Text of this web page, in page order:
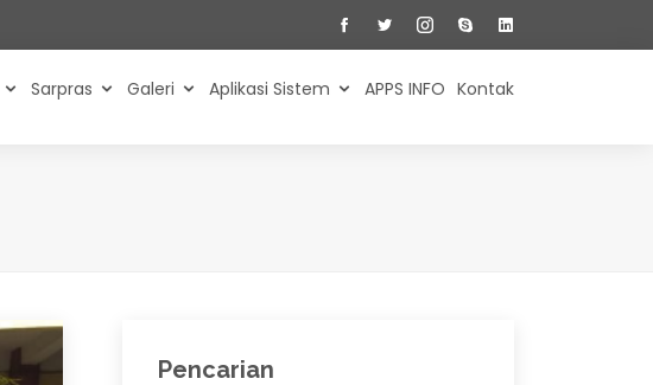
Sarpras Galeri Aplikasi Sistem APPS INFO Kontak
Pencarian